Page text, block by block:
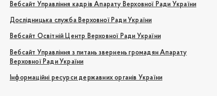
Вебсайт Управління кадрів Апарату Верховної Ради України
Дослідницька служба Верховної Ради України
Вебсайт Освітній Центр Верховної Ради України
Вебсайт Управління з питань звернень громадян Апарату
Верховної Ради України
Інформаційні ресурси державних органів України